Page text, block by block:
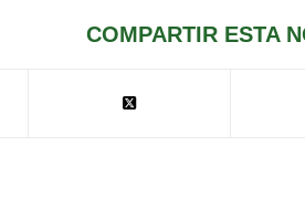
COMPARTIR ESTA